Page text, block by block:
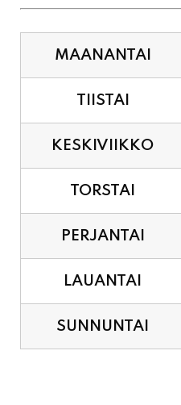
MAANANTAI
TIISTAI
KESKIVIIKKO
TORSTAI
PERJANTAI
LAUANTAI
SUNNUNTAI